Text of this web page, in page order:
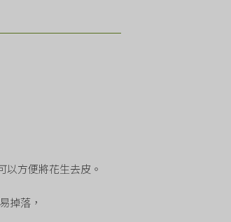
以方便將花生去皮。
掉落，